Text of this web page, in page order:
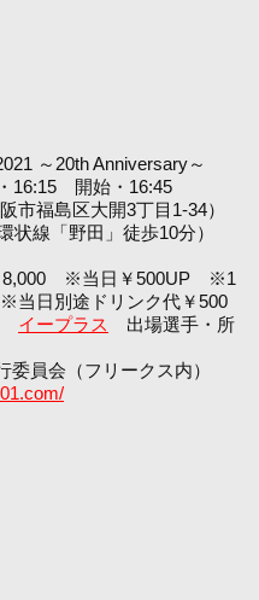
～20th Anniversary～
16:15 開始・16:45
市福島区大開3丁目1-34）
状線「野田」徒歩10分）
8,000 ※当日￥500UP ※1
当日別途ドリンク代￥500
イープラス
出場選手・所
委員会（フリークス内）